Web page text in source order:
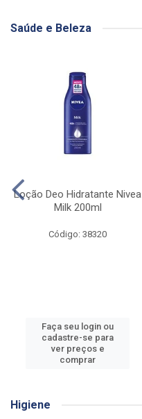
Saúde e Beleza
Loção Deo Hidratante Nivea
Milk 200ml
Código: 38320
Faça seu login ou
cadastre-se para
ver preços e
comprar
Higiene